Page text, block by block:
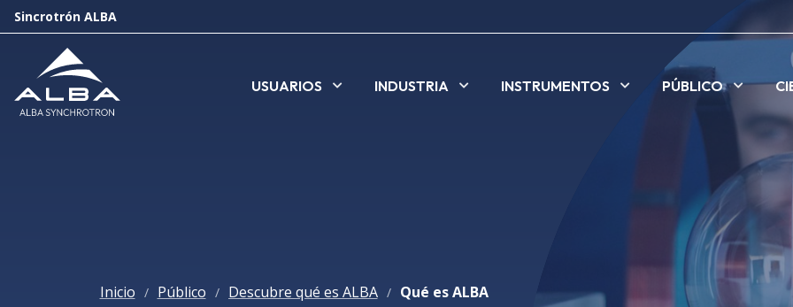
Sincrotrón ALBA
USUARIOS INDUSTRIA INSTRUMENTOS PÚBLICO
Inicio / Público / Descubre qué es ALBA / Qué es ALBA